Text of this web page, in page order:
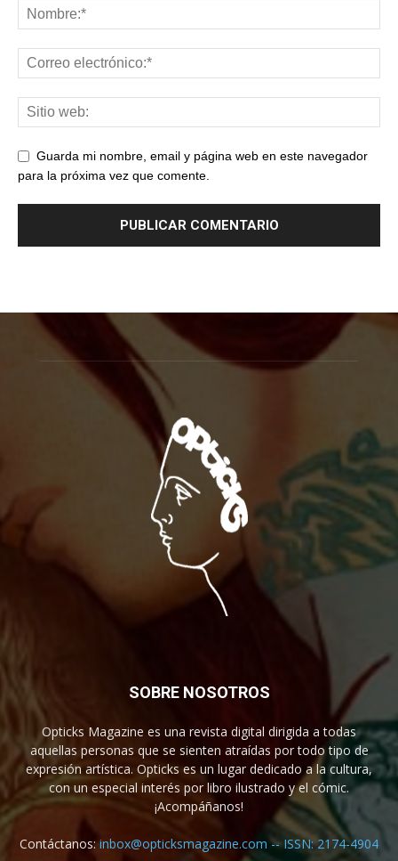
Guarda mi nombre, email y página web en este navegador
para la próxima vez que comente.
SOBRE NOSOTROS
Opticks Magazine es una revista digital dirigida a todas
aquellas personas que se sienten atraídas por todo tipo de
expresión artística. Opticks es un lugar dedicado a la cultura,
con un especial interés por libro ilustrado y el cómic.
¡Acompáñanos!
Contáctanos:inbox@opticksmagazine.com -- ISSN: 2174-4904